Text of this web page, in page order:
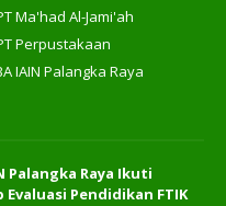
Ma'had Al-Jami'ah
Perpustakaan
IAIN Palangka Raya
Palangka Raya Ikuti
Pendidikan FTIK